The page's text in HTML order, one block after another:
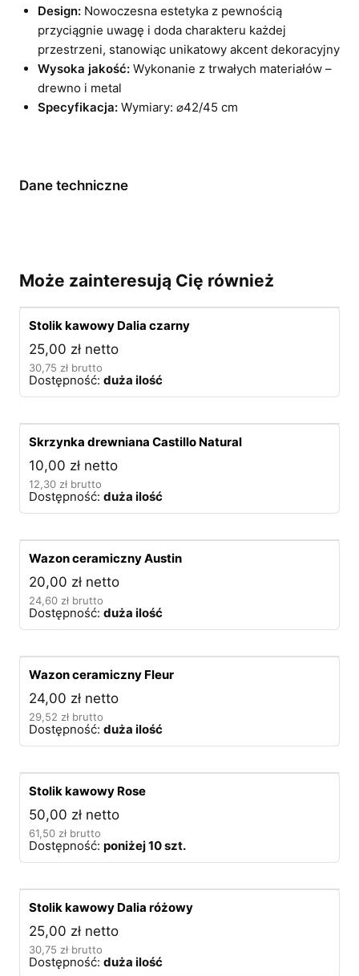
Design:Nowoczesna estetyka z pewnością
przyciągnie uwagę i doda charakteru każdej
przestrzeni, stanowiąc unikatowy akcent dekoracyjny
Wysoka jakość:Wykonanie z trwałych materiałów –
drewno i metal
Specyfikacja:Wymiary: ⌀42/45 cm
Dane techniczne
Może zainteresują Cię również
Stolik kawowy Dalia czarny
25,00 zł netto
30,75 zł brutto
Dostępność: duża ilość
Skrzynka drewniana Castillo Natural
10,00 zł netto
12,30 zł brutto
Dostępność: duża ilość
Wazon ceramiczny Austin
20,00 zł netto
24,60 zł brutto
Dostępność: duża ilość
Wazon ceramiczny Fleur
24,00 zł netto
29,52 zł brutto
Dostępność: duża ilość
Stolik kawowy Rose
50,00 zł netto
61,50 zł brutto
Dostępność: poniżej 10 szt.
Stolik kawowy Dalia różowy
25,00 zł netto
30,75 zł brutto
Dostępność: duża ilość